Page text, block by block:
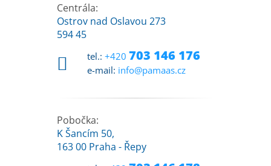
Centrála:
Ostrov nad Oslavou 273
594 45
tel.: +420 703 146 176
e-mail: info@pamaas.cz
Pobočka:
K Šancím 50,
163 00 Praha - Řepy